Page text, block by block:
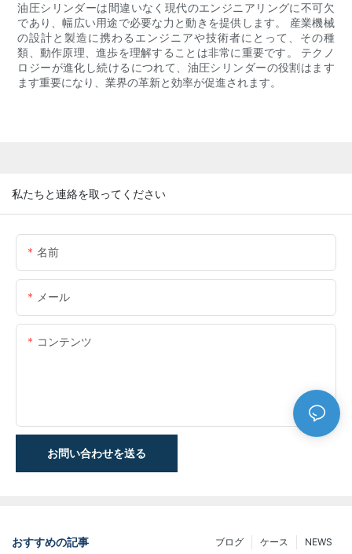
油圧シリンダーは間違いなく現代のエンジニアリングに不可欠
であり、幅広い用途で必要な力と動きを提供します。 産業機械
の設計と製造に携わるエンジニアや技術者にとって、その種
類、動作原理、進歩を理解することは非常に重要です。 テクノ
ロジーが進化し続けるにつれて、油圧シリンダーの役割はます
ます重要になり、業界の革新と効率が促進されます。
私たちと連絡を取ってください
名前
メール
コンテンツ
お問い合わせを送る
おすすめの記事 NEWS
ケース
ブログ